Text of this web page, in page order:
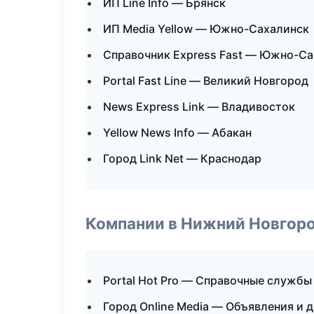
ИП Line Info — Брянск
ИП Media Yellow — Южно-Сахалинск
Справочник Express Fast — Южно-
Portal Fast Line — Великий Новгород
News Express Link — Владивосток
Yellow News Info — Абакан
Город Link Net — Краснодар
Компании в Нижний
Portal Hot Pro — Справочные службы
Город Online Media — Объявления и